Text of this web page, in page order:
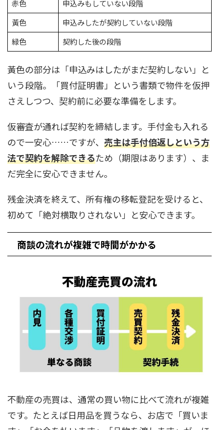
赤色
申込みもしていない段階
黃色
申込みしたが契約していない段階
緑色
契約した後の段階
黃色の部分は「申込みはしたがまだ契約しない」と
いう段階。「買付証明書」という書類で物件を仮押
さえしつつ、契約前に必要な準備をします。
仮審査が通れば契約を締結します。手付金も入れる
ので一安心……ですが、 売主は手付倍返しという方
法で契約を解除できるため（期限はあります）、ま
だ完全に安心できません。
残金決済を終えて、所有権の移転登記を受けると、
初めて「絶対横取りされない」と安心できます。
商談の流れが複雑で時間がかかる
不動産の売買は、通常の買い物に比べて流れが複雑
です。たとえば日用品を買うなら、お店で「買いま